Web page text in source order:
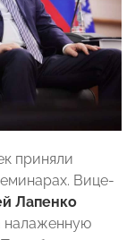
приняли
Вице-
Лапенко
налаженную